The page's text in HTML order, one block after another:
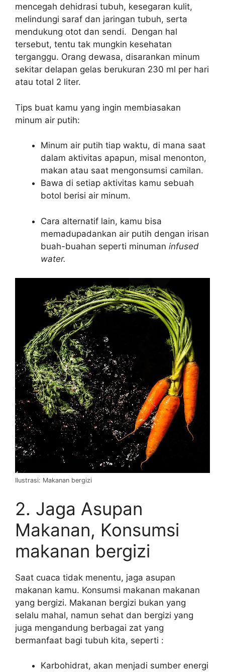
mencegah dehidrasi tubuh, kesegaran kulit,
melindungi saraf dan jaringan tubuh, serta
mendukung otot dan sendi. Dengan hal
tersebut, tentu tak mungkin kesehatan
terganggu. Orang dewasa, disarankan minum
sekitar delapan gelas berukuran 230 ml per hari
atau total 2 liter.
Tips buat kamu yang ingin membiasakan
minum air putih:
Minum air putih tiap waktu, di mana saat
dalam aktivitas apapun, misal menonton,
makan atau saat mengonsumsi camilan.
Bawa di setiap aktivitas kamu sebuah
botol berisi air minum.
Cara alternatif lain, kamu bisa
memadupadankan air putih dengan irisan
buah-buahan seperti minuman infused
water.
Ilustrasi: Makanan bergizi
2. Jaga Asupan
Makanan, Konsumsi
makanan bergizi
Saat cuaca tidak menentu, jaga asupan
makanan kamu. Konsumsi makanan makanan
yang bergizi. Makanan bergizi bukan yang
selalu mahal, namun sehat dan bergizi yang
juga mengandung berbagai zat yang
bermanfaat bagi tubuh kita, seperti :
Karbohidrat, akan menjadi sumber energi